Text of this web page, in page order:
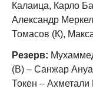
Калаица, Карло
Александр
Томасов (К),
Резерв:
(В) – Санжар
Токен –